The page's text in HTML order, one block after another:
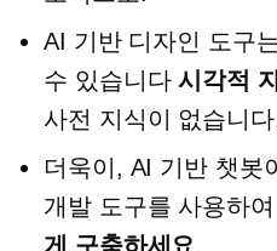
AI 기반디자인 도구
수 있습니다시각적
사전 지식이 없습니
더욱이, AI 기반 챗봇
개발 도구를 사용하여
게 구축하세요.